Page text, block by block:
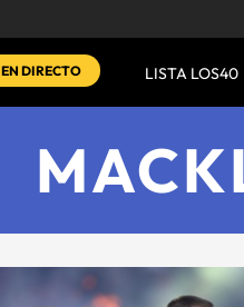
EN DIRECTO LISTA LOS40